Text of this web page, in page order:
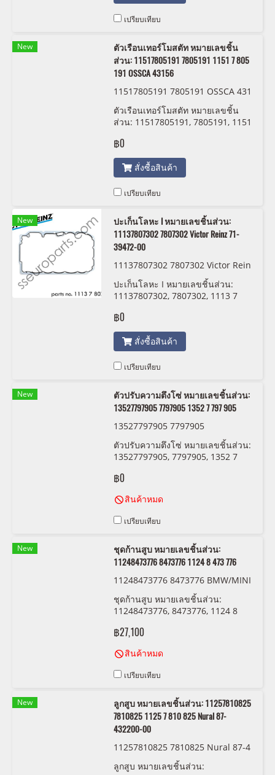
เปรียบเทียบ
New
ตัวเรือนเทอร์โมสตัท หมายเลขชิ้น
ส่วน: 11517805191 7805191 1151 7 805
191 OSSCA 43156
11517805191 7805191 OSSCA 431
ตัวเรือนเทอร์โมสตัท หมายเลขชิ้น
ส่วน: 11517805191, 7805191, 1151
฿0
สั่งซื้อสินค้า
เปรียบเทียบ
New
ปะเก็นโลหะ I หมายเลขชิ้นส่วน:
11137807302 7807302 Victor Reinz 71-
39472-00
11137807302 7807302 Victor Rein
z 71-39472-00
ปะเก็นโลหะ I หมายเลขชิ้นส่วน:
11137807302, 7807302, 1113 7
฿0
สั่งซื้อสินค้า
เปรียบเทียบ
New
ตัวปรับความตึงโซ่ หมายเลขชิ้นส่วน:
13527797905 7797905 1352 7 797 905
13527797905 7797905
ตัวปรับความตึงโซ่ หมายเลขชิ้นส่วน:
13527797905, 7797905, 1352 7
฿0
สินค้าหมด
เปรียบเทียบ
New
ชุดก้านสูบ หมายเลขชิ้นส่วน:
11248473776 8473776 1124 8 473 776
11248473776 8473776 BMW/MINI
ชุดก้านสูบ หมายเลขชิ้นส่วน:
11248473776, 8473776, 1124 8
฿27,100
สินค้าหมด
เปรียบเทียบ
New
ลูกสูบ หมายเลขชิ้นส่วน: 11257810825
7810825 1125 7 810 825 Nural 87-
432200-00
11257810825 7810825 Nural 87-4
ลูกสูบ หมายเลขชิ้นส่วน: